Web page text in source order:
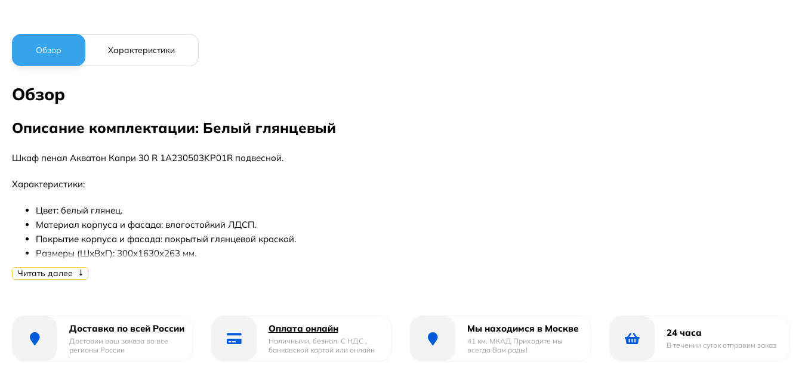
Обзор Характеристики
Обзор
Описание комплектации: Белый глянцевый
Шкаф пенал Акватон Капри 30 R 1A230503KP01R подвесной.
Характеристики:
Цвет: белый глянец.
Материал корпуса и фасада: влагостойкий ЛДСП.
Покрытие корпуса и фасада: покрытый глянцевой краской.
Размеры (ШхВхГ): 300х1630х263 мм.
Монтаж: подвесной.
Ориентация: правосторонняя.
Цвет фурнитуры: хром.
В комплекте поставки:
Читать далее
Доставка по всей России
Доставим ваш заказа во все
регионы России
Оплата онлайн
Наличными, безнал. С НДС ,
банковской картой или онлайн
Мы находимся в Москве
41 км. МКАД Приходите мы
всегда Вам рады!
24 часа
В течении суток отправим заказ